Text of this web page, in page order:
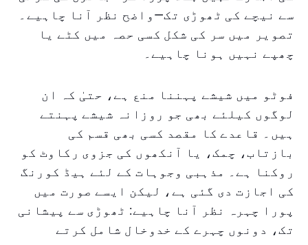
سے نیچے کی ٹھوڑی تک—واضح نظر آنا چاہیے۔
تصویر میں سر کی شکل کسی حصہ میں کٹے یا
چھپے نہیں ہونا چاہیے۔
فوٹو میں شیشے پہننا منع ہے، حتیٰ کہ ان
لوگوں کیلئے بھی جو روزانہ شیشے پہنتے
ہیں۔ قاعدے کا مقصد کسی بھی قسم کی
بازتاب، چمک، یا آنکھوں کی جزوی رکاوٹ کو
روکنا ہے۔ مذہبی وجوہات کے لئے ہیڈ کورنگ
کی اجازت دی گئی ہے، لیکن ایسے صورت میں
پورا چہرہ نظر آنا چاہیے: ٹھوڑی سے پیشانی
تک، دونوں چہرے کے خدوخال شامل کرتے